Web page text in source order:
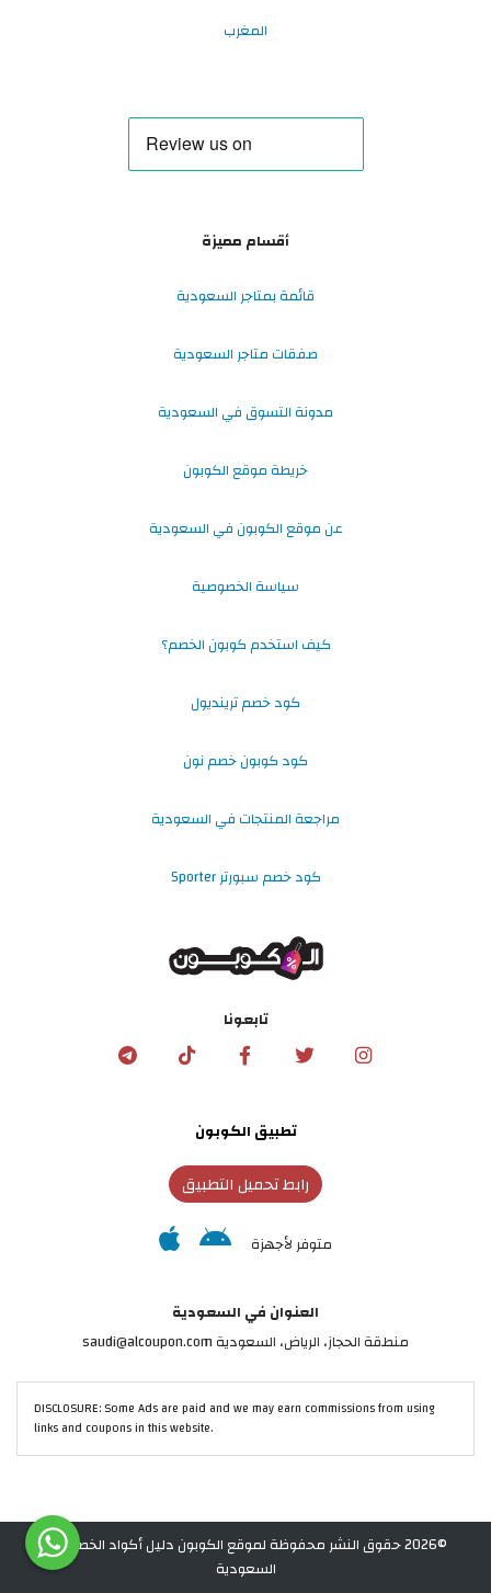
المغرب
أقسام مميزة
قائمة بمتاجر السعودية
صفقات متاجر السعودية
مدونة التسوق في السعودية
خريطة موقع الكوبون
عن موقع الكوبون في السعودية
سياسة الخصوصية
كيف استخدم كوبون الخصم؟
كود خصم ترينديول
كود كوبون خصم نون
مراجعة المنتجات في السعودية
كود خصم سبورتر Sporter
تابعونا
تطبيق الكوبون
رابط تحميل التطبيق
متوفر لأجهزة
العنوان في السعودية
منطقة الحجاز، الرياض، السعودية saudi@alcoupon.com
DISCLOSURE: Some Ads are paid and we may earn commissions from using
links and coupons in this website.
©2026 حقوق النشر محفوظة لموقع الكوبون دليل أكواد الخصم في
السعودية